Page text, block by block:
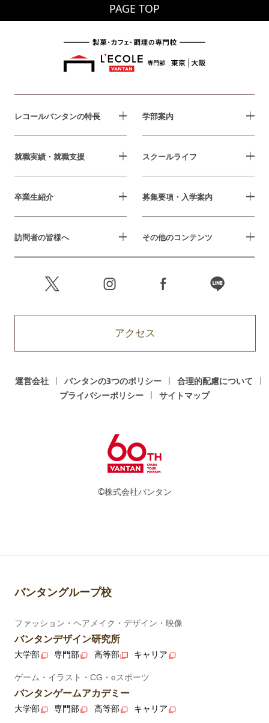
PAGE TOP
レコールバンタンの特長 学部案内
就職実績・就職支援 スクールライフ
卒業生紹介 募集要項・入学案内
訪問者の皆様へ その他のコンテンツ
アクセス
運営会社 バンタンの3つのポリシー
合理的配慮について
プライバシーポリシー
サイトマップ
©株式会社バンタン
バンタングループ校
ファッション・ヘアメイク・デザイン・映像
バンタンデザイン研究所
大学部 専門部 高等部 キャリア
ゲーム・イラスト・CG・eスポーツ
バンタンゲームアカデミー
大学部 専門部 高等部 キャリア